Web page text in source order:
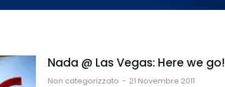
Nada @ Las Vegas: Here we go!
Non categorizzato 21 Novembre 2011